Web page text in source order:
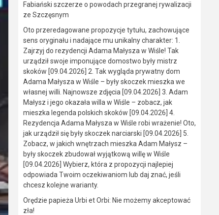
Fabiański szczerze o powodach przegranej rywalizacji
ze Szczęsnym
Oto przeredagowane propozycje tytułu, zachowujące
sens oryginału i nadające mu unikalny charakter: 1.
Zajrzyj do rezydencji Adama Małysza w Wiśle! Tak
urządził swoje imponujące domostwo były mistrz
skoków [09.04.2026] 2. Tak wygląda prywatny dom
Adama Małysza w Wiśle – były skoczek mieszka we
własnej willi. Najnowsze zdjęcia [09.04.2026] 3. Adam
Małysz i jego okazała willa w Wiśle – zobacz, jak
mieszka legenda polskich skoków [09.04.2026] 4.
Rezydencja Adama Małysza w Wiśle robi wrażenie! Oto,
jak urządził się były skoczek narciarski [09.04.2026] 5.
Zobacz, w jakich wnętrzach mieszka Adam Małysz –
były skoczek zbudował wyjątkową willę w Wiśle
[09.04.2026] Wybierz, która z propozycji najlepiej
odpowiada Twoim oczekiwaniom lub daj znać, jeśli
chcesz kolejne warianty.
Orędzie papieża Urbi et Orbi: Nie możemy akceptować
zła!